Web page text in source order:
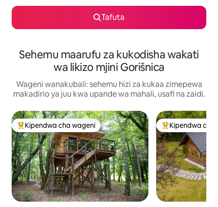
Tafuta
Sehemu maarufu za kukodisha wakati
wa likizo mjini Gorišnica
Wageni wanakubali: sehemu hizi za kukaa zimepewa
makadirio ya juu kwa upande wa mahali, usafi na zaidi.
Kipendwa maarufu cha wageni
Kipendwa cha wageni Kipendwa
Kipendwa cha